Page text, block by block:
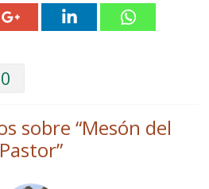
0
sobre “Mesón del
Pastor”